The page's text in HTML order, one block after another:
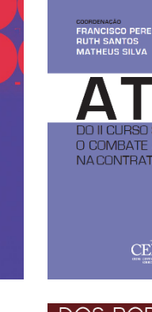
FULL
CLICK